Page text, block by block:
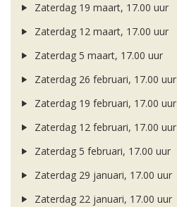
Zaterdag 19 maart, 17.00 uur
Zaterdag 12 maart, 17.00 uur
Zaterdag 5 maart, 17.00 uur
Zaterdag 26 februari, 17.00 uur
Zaterdag 19 februari, 17.00 uur
Zaterdag 12 februari, 17.00 uur
Zaterdag 5 februari, 17.00 uur
Zaterdag 29 januari, 17.00 uur
Zaterdag 22 januari, 17.00 uur